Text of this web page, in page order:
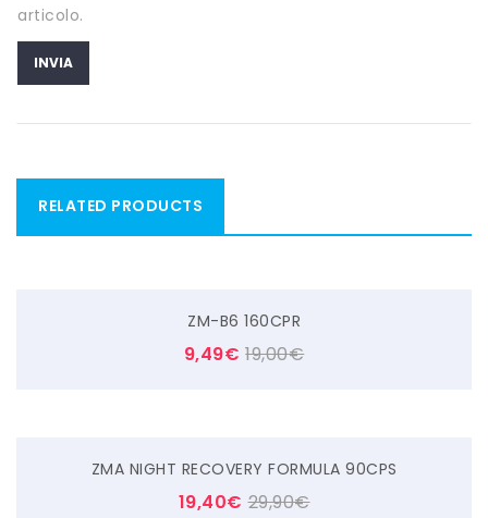
WHY SPORT
ACCEDI/REGISTRATI
articolo.
RELATED PRODUCTS
ZM-B6 160CPR
9,49€ 19,00€
ZMA NIGHT RECOVERY FORMULA 90CPS
19,40€ 29,90€